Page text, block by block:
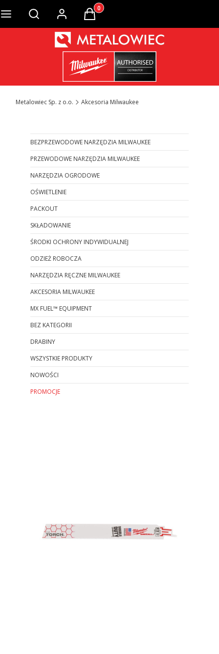
Otwórz wyszukiwarkęProdukty w koszyku: 0. Zobacz
Metalowiec Sp. z o.o. Akcesoria Milwaukee
BEZPRZEWODOWE NARZĘDZIA MILWAUKEE
PRZEWODOWE NARZĘDZIA MILWAUKEE
NARZĘDZIA OGRODOWE
OŚWIETLENIE
PACKOUT
SKŁADOWANIE
ŚRODKI OCHRONY INDYWIDUALNEJ
ODZIEŻ ROBOCZA
NARZĘDZIA RĘCZNE MILWAUKEE
AKCESORIA MILWAUKEE
MX FUEL™ EQUIPMENT
BEZ KATEGORII
DRABINY
WSZYSTKIE PRODUKTY
NOWOŚCI
PROMOCJE